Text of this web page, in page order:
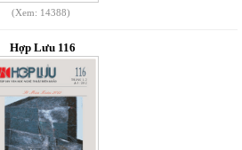
(Xem: 14388)
Hợp Lưu 116